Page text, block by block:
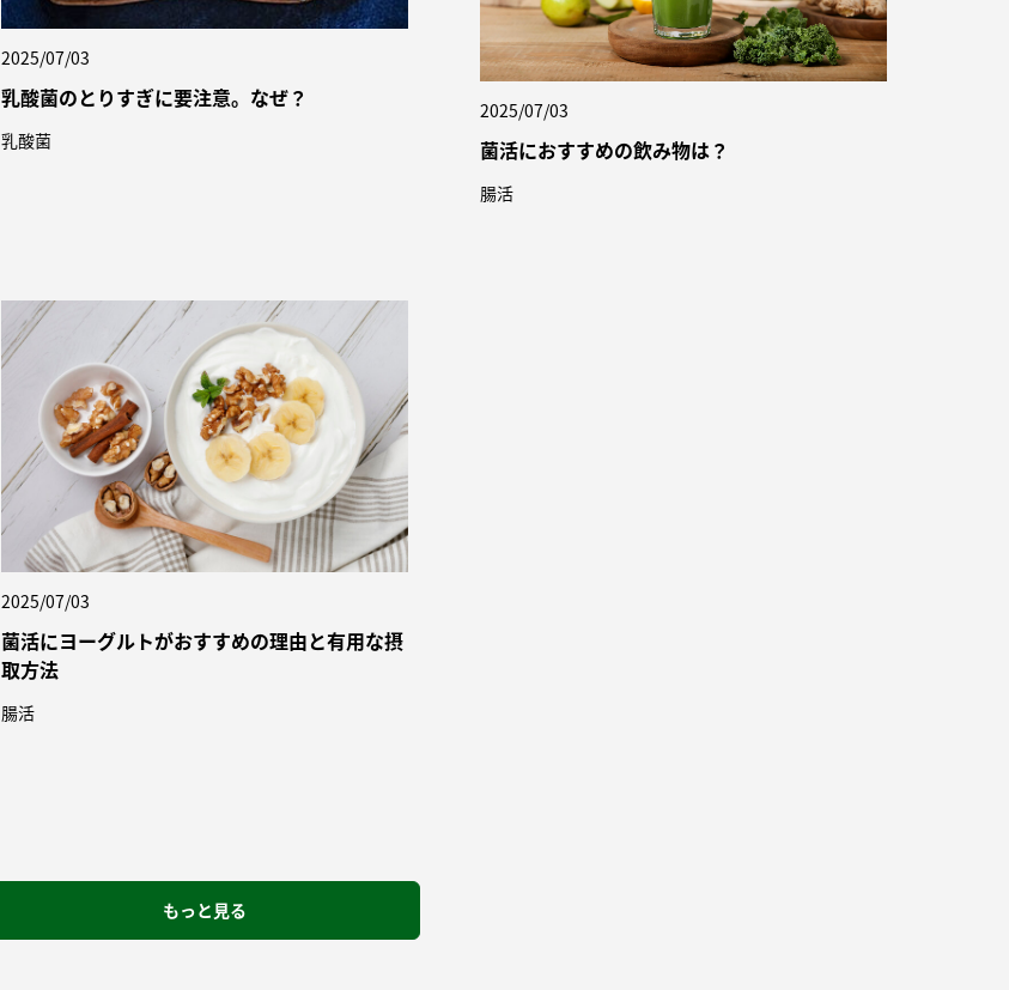
2025/07/03
乳酸菌のとりすぎに要注意。なぜ？
乳酸菌
2025/07/03
菌活におすすめの飲み物は？
腸活
2025/07/03
菌活にヨーグルトがおすすめの理由と有用な摂
取方法
腸活
もっと見る